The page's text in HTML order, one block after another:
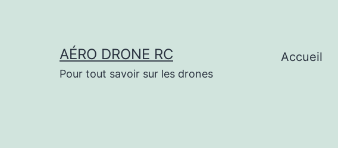
AÉRO DRONE RC
Pour tout savoir sur les drones
Accueil